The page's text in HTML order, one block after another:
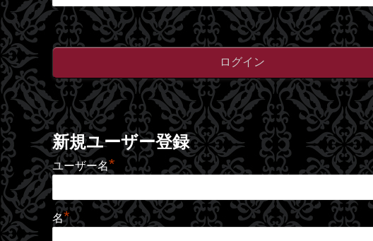
新規ユーザー登録
ユーザー名*
名*